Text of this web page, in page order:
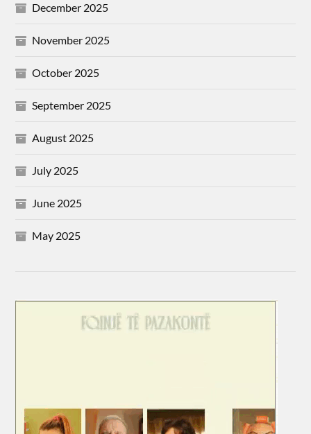
December 2025
November 2025
October 2025
September 2025
August 2025
July 2025
June 2025
May 2025